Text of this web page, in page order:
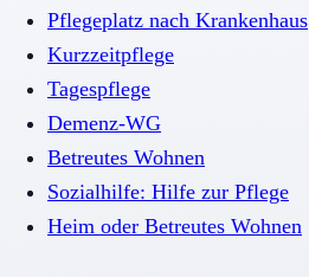
Pflegeplatz nach Krankenhaus
Kurzzeitpflege
Tagespflege
Demenz-WG
Betreutes Wohnen
Sozialhilfe: Hilfe zur Pflege
Heim oder Betreutes Wohnen